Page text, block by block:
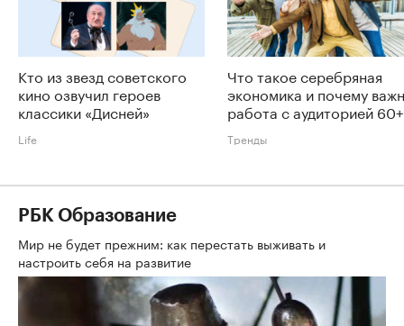
Кто из звезд советского
кино озвучил героев
классики «Дисней»
Life
Что такое серебряная
экономика и почему
работа с аудиторией 60+
Тренды
РБК Образование
Мир не будет прежним: как перестать выживать и
настроить себя на развитие